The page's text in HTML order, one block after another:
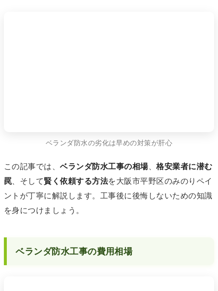
ベランダ防水の劣化は早めの対策が肝心
この記事では、ベランダ防水工事の相場、格安業者に潜む
罠 、そして賢く依頼する方法を大阪市平野区のみのりペイ
ントが丁寧に解説します。工事後に後悔しないための知識
を身につけましょう。
ベランダ防水工事の費用相場